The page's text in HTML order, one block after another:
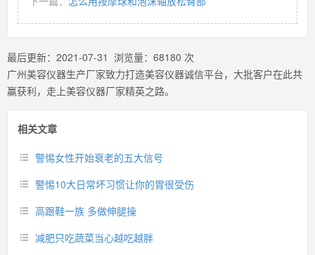
最后更新： 2021-07-31 浏览量： 68180 次
广州美容仪器生产厂家致力打造美容仪器诚信平台，大批客户在此共
赢获利，走上美容仪器厂家精英之路。
相关文章
警惕女性开始衰老的五大信号
警惕10大日常坏习惯让你的胃很受伤
高跟鞋一族 多做伸腿操
减肥只吃蔬菜当心越吃越胖